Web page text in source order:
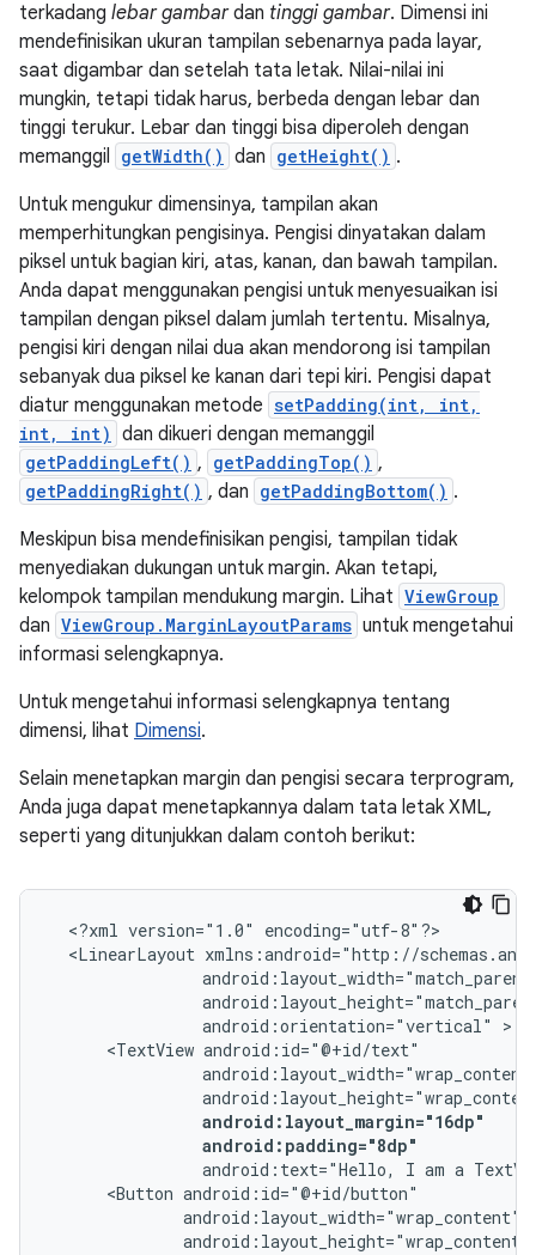
terkadang lebar gambardan tinggi gambar. Dimensi ini
mendefinisikan ukuran tampilan sebenarnya pada layar,
saat digambar dan setelah tata letak. Nilai-nilai ini
mungkin, tetapi tidak harus, berbeda dengan lebar dan
tinggi terukur. Lebar dan tinggi bisa diperoleh dengan
memanggil getWidth() dan getHeight() .
Untuk mengukur dimensinya, tampilan akan
memperhitungkan pengisinya. Pengisi dinyatakan dalam
piksel untuk bagian kiri, atas, kanan, dan bawah tampilan.
Anda dapat menggunakan pengisi untuk menyesuaikan isi
tampilan dengan piksel dalam jumlah tertentu. Misalnya,
pengisi kiri dengan nilai dua akan mendorong isi tampilan
sebanyak dua piksel ke kanan dari tepi kiri. Pengisi dapat
diatur menggunakan metode setPadding(int, int,
int, int) dan dikueri dengan memanggil
getPaddingLeft() , getPaddingTop() ,
getPaddingRight() , dan getPaddingBottom() .
Meskipun bisa mendefinisikan pengisi, tampilan tidak
menyediakan dukungan untuk margin. Akan tetapi,
kelompok tampilan mendukung margin. Lihat ViewGroup
dan ViewGroup.MarginLayoutParams untuk mengetahui
informasi selengkapnya.
Untuk mengetahui informasi selengkapnya tentang
dimensi, lihat Dimensi.
Selain menetapkan margin dan pengisi secara terprogram,
Anda juga dapat menetapkannya dalam tata letak XML,
seperti yang ditunjukkan dalam contoh berikut:
<?xml version="1.0"
<LinearLayout
android:orientation="vertical"
<TextView
android:padding="8dp"
android:text="Hello,
I am a
<Button